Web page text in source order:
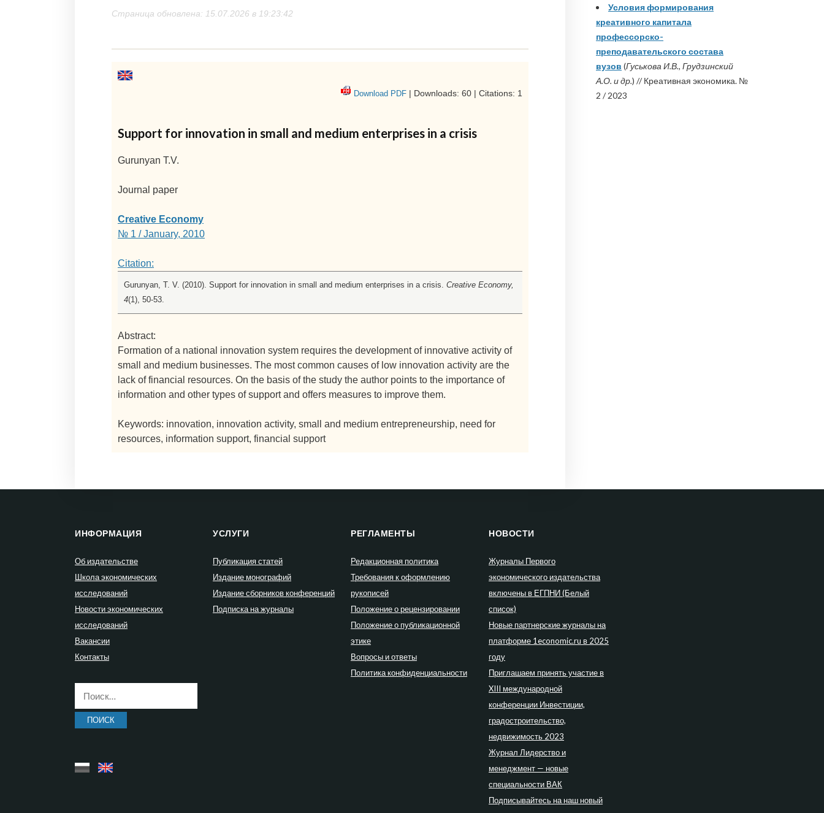
Страница обновлена: 15.07.2026 в 19:23:42
Download PDF | Downloads: 60 | Citations: 1
Support for innovation in small and medium enterprises in a crisis
Gurunyan T.V.
Journal paper
Creative Economy
№ 1 / January, 2010
Citation:
Gurunyan, T. V. (2010). Support for innovation in small and medium enterprises in a crisis. Creative Economy,
4(1), 50-53.
Abstract:
Formation of a national innovation system requires the development of innovative activity of
small and medium businesses. The most common causes of low innovation activity are the
lack of financial resources. On the basis of the study the author points to the importance of
information and other types of support and offers measures to improve them.
Keywords: innovation, innovation activity, small and medium entrepreneurship, need for
resources, information support, financial support
Условия формирования
креативного капитала
профессорско-
преподавательского состава
вузов (Гуськова И.В., Грудзинский
А.О. и др.) // Креативная экономика. №
2 / 2023
ИНФОРМАЦИЯ
Об издательстве
Школа экономических
исследований
Новости экономических
исследований
Вакансии
Контакты
УСЛУГИ
Публикация статей
Издание монографий
Издание сборников конференций
Подписка на журналы
РЕГЛАМЕНТЫ
Редакционная политика
Требования к оформлению
рукописей
Положение о рецензировании
Положение о публикационной
этике
Вопросы и ответы
Политика конфиденциальности
НОВОСТИ
Журналы Первого
экономического издательства
включены в ЕГПНИ (Белый
список)
Новые партнерские журналы на
платформе 1economic.ru в 2025
году
Приглашаем принять участие в
XIII международной
конференции Инвестиции,
градостроительство,
недвижимость 2023
Журнал Лидерство и
менеджмент — новые
специальности ВАК
Подписывайтесь на наш новый